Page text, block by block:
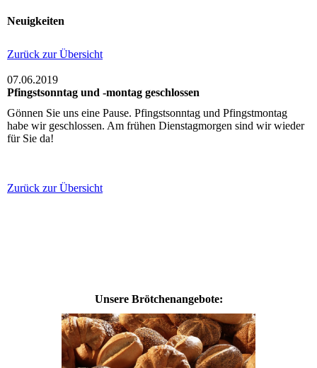
Neuigkeiten
Zurück zur Übersicht
07.06.2019
Pfingstsonntag und -montag geschlossen
Gönnen Sie uns eine Pause. Pfingstsonntag und Pfingstmontag
habe wir geschlossen. Am frühen Dienstagmorgen sind wir wieder
für Sie da!
Zurück zur Übersicht
Unsere Brötchenangebote: